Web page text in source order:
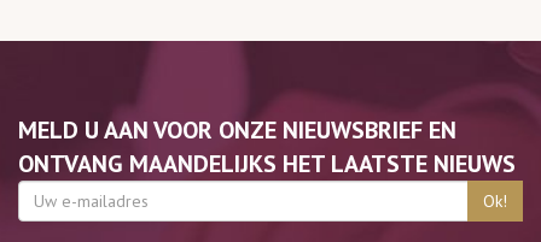
MELD U AAN VOOR ONZE NIEUWSBRIEF EN
ONTVANG MAANDELIJKS HET LAATSTE NIEUWS
Ok!